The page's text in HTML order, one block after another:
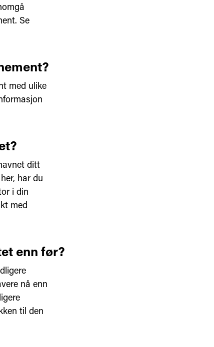
Se
med ulike
ditt
har du
i din
med
enn før?
nå enn
til den